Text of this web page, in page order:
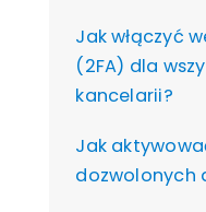
Jak włączyć
(2FA) dla
kancelarii?
Jak
dozwolonych